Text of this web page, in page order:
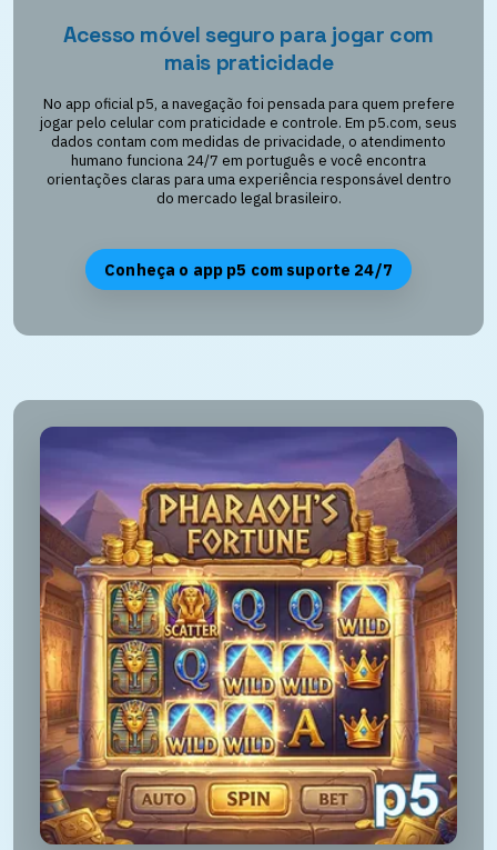
Acesso móvel seguro para jogar com
mais praticidade
No app oficial p5, a navegação foi pensada para quem prefere
jogar pelo celular com praticidade e controle. Em p5.com, seus
dados contam com medidas de privacidade, o atendimento
humano funciona 24/7 em português e você encontra
orientações claras para uma experiência responsável dentro
do mercado legal brasileiro.
Conheça o app p5 com suporte 24/7